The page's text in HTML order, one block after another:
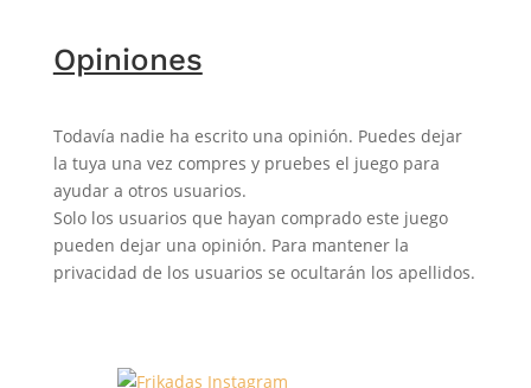
Opiniones
Todavía nadie ha escrito una opinión. Puedes dejar
la tuya una vez compres y pruebes el juego para
ayudar a otros usuarios.
Solo los usuarios que hayan comprado este juego
pueden dejar una opinión. Para mantener la
privacidad de los usuarios se ocultarán los apellidos.